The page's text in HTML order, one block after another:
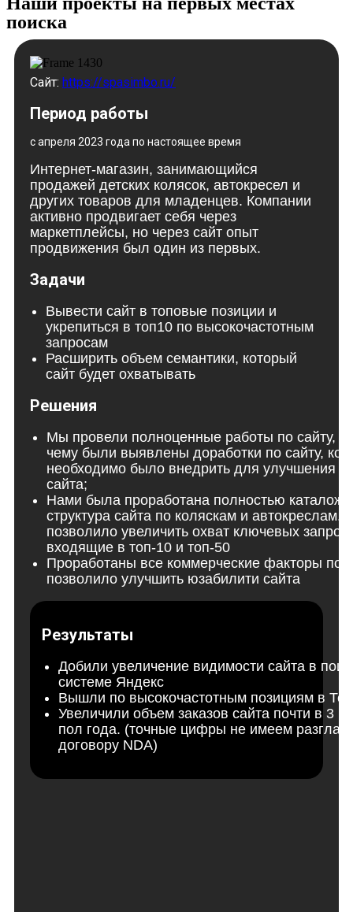
поиска
Сайт: https://spasimbo.ru/
Период работы
с апреля 2023 года по настоящее время
Интернет-магазин, занимающийся
продажей детских колясок, автокресел и
других товаров для младенцев. Компании
активно продвигает себя через
маркетплейсы, но через сайт опыт
продвижения был один из первых.
Задачи
Вывести сайт в топовые позиции и
укрепиться в топ10 по высокочастотным
запросам
Расширить объем семантики, который
сайт будет охватывать
Решения
Мы провели полноценные работы по сайту,
чему были выявлены доработки по сайту,
необходимо было внедрить для улучшения
сайта;
Нами была проработана полностью
структура сайта по коляскам и автокреслам.
позволило увеличить охват ключевых
входящие в топ-10 и топ-50
Проработаны все коммерческие факторы по
позволило улучшить юзабилити сайта
Результаты
Добили увеличение видимости сайта в
системе Яндекс
Вышли по высокочастотным позициям в
Увеличили объем заказов сайта почти в 3
пол года. (точные цифры не имеем
договору NDA)